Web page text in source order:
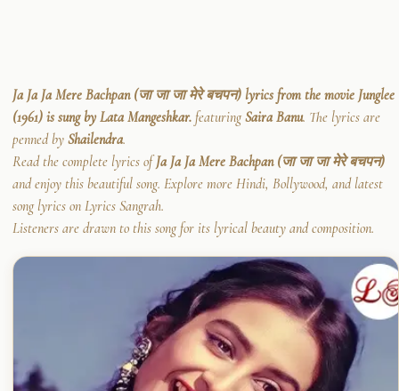
Ja Ja Ja Mere Bachpan (जा जा जा मेरे बचपन) lyrics from the movie Junglee
(1961) is sung by Lata Mangeshkar. featuringSaira Banu. The lyrics are
penned by Shailendra.
Read the complete lyrics ofJa Ja Ja Mere Bachpan (जा जा जा मेरे बचपन)
and enjoy this beautiful song. Explore more Hindi, Bollywood, and latest
song lyrics on Lyrics Sangrah.
Listeners are drawn to this song for its lyrical beauty and composition.